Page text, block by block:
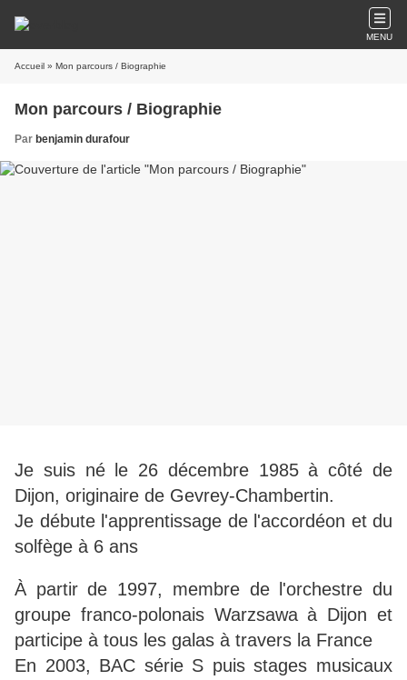
MENU
Accueil » Mon parcours / Biographie
Mon parcours / Biographie
Par benjamin durafour
Je suis né le 26 décembre 1985 à côté de
Dijon, originaire de Gevrey-Chambertin.
Je débute l'apprentissage de l'accordéon et du
solfège à 6 ans
À partir de 1997, membre de l'orchestre du
groupe franco-polonais Warzsawa à Dijon et
participe à tous les galas à travers la France
En 2003, BAC série S puis stages musicaux